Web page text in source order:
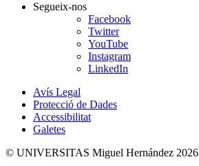
Segueix-nos
Facebook
Twitter
YouTube
Instagram
LinkedIn
Avís Legal
Protecció de Dades
Accessibilitat
Galetes
© UNIVERSITAS Miguel Hernández 2026